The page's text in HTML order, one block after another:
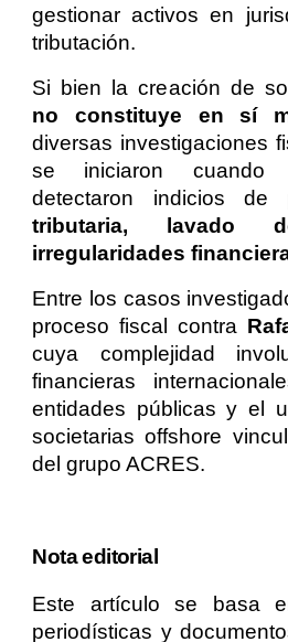
gestionar activos en
tributación.
Si bien la creación de
no constituye en sí
diversas investigaciones
se iniciaron cuando
detectaron indicios de
tributaria, lavado
irregularidades
Entre los casos
proceso fiscal contra
cuya complejidad
financieras
entidades públicas y el
societarias offshore
del grupo ACRES.
Nota editorial
Este artículo se basa
periodísticas y